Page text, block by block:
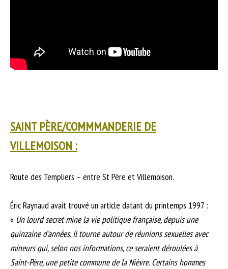
SAINT PÈRE/COMMMANDERIE DE
VILLEMOISON :
Route des Templiers – entre St Père et Villemoison.
Éric Raynaud avait trouvé un article datant du printemps 1997 :
« Un lourd secret mine la vie politique française, depuis une
quinzaine d’années. Il tourne autour de réunions sexuelles avec
mineurs qui, selon nos informations, ce seraient déroulées à
Saint-Père, une petite commune de la Nièvre. Certains hommes